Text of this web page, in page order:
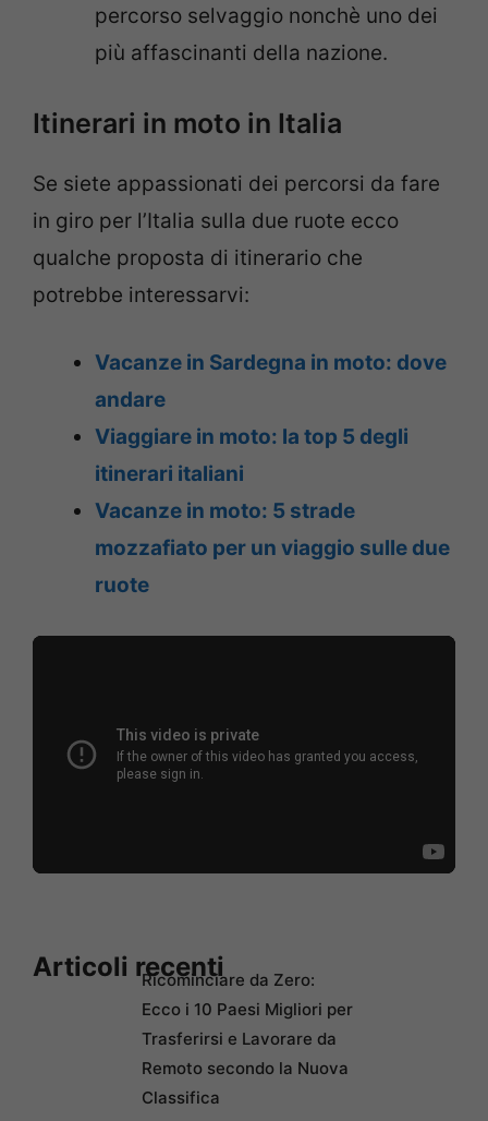
percorso selvaggio nonchè uno dei
più affascinanti della nazione.
Itinerari in moto in Italia
Se siete appassionati dei percorsi da fare
in giro per l’Italia sulla due ruote ecco
qualche proposta di itinerario che
potrebbe interessarvi:
Vacanze in Sardegna in moto: dove
andare
Viaggiare in moto: la top 5 degli
itinerari italiani
Vacanze in moto: 5 strade
mozzafiato per un viaggio sulle due
ruote
Articoli recentiRicominciare da Zero:
Ecco i 10 Paesi Migliori per
Trasferirsi e Lavorare da
Remoto secondo la Nuova
Classifica